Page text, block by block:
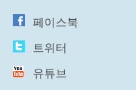
페이스북
트위터
유튜브